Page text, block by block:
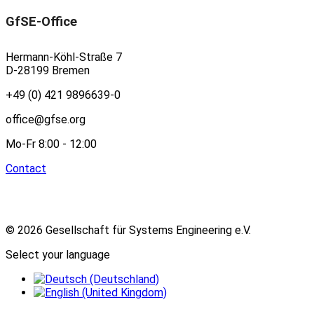
GfSE-Office
Hermann-Köhl-Straße 7
D-28199 Bremen
+49 (0) 421 9896639-0
office@gfse.org
Mo-Fr 8:00 - 12:00
Contact
© 2026 Gesellschaft für Systems Engineering e.V.
Select your language